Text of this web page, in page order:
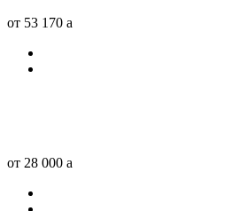
от 53 170 a
от 28 000 a